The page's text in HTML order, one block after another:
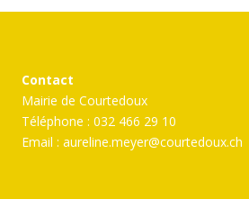
Contact
Mairie de Courtedoux
Téléphone : 032 466 29 10
Email : aureline.meyer@courtedoux.ch